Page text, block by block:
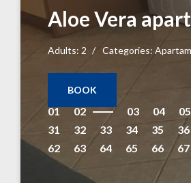
Sevilia Rooms
Adults: 3 Categories: Dhoma
BOOK
01 02 03 04 05
31
32 33 34 35 36
62
63 64 65 66 67